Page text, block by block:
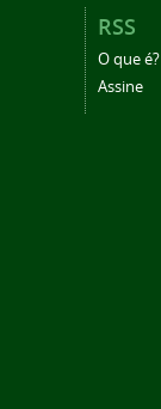
RSS
O que é?
Assine